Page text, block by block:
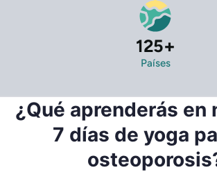
125+
Países
¿Qué aprenderás en
7 días de yoga